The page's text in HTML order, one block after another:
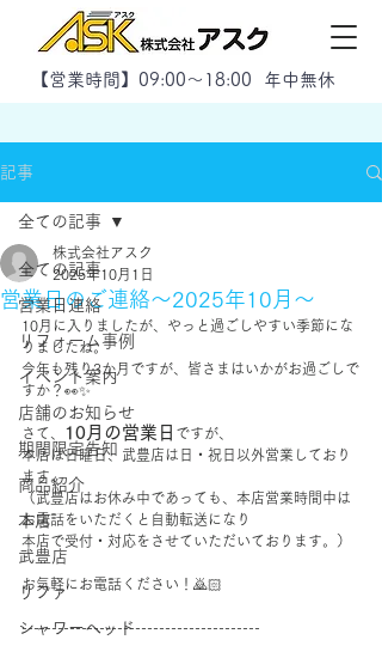
【 営業時間】09:00～18:00 年中無休
記事
全ての記事
営業日連絡
リフォーム事例
イベント案内
店舗のお知らせ
期間限定告知
商品紹介
本店
武豊店
リファ
シャワーヘッド
全ての記事
営業日のご連絡～2025年10月～
株式会社アスク
2025年10月1日
10月に入りましたが、やっと過ごしやすい季節にな
りましたね。
今年も残り3か月ですが、皆さまはいかがお過ごしで
すか？👀✨
さて、 10月の営業日 ですが、
本店は日曜日、武豊店は日・祝日以外営業しており
ます。
（武豊店はお休み中であっても、本店営業時間中は
お電話をいただくと自動転送になり
本店で受付・対応をさせていただいております。）
お気軽にお電話ください！🙇🏻
----------------------------------------